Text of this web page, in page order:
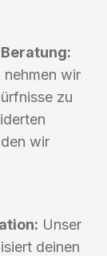
nehmen wir
zu
wir
Unser
deinen